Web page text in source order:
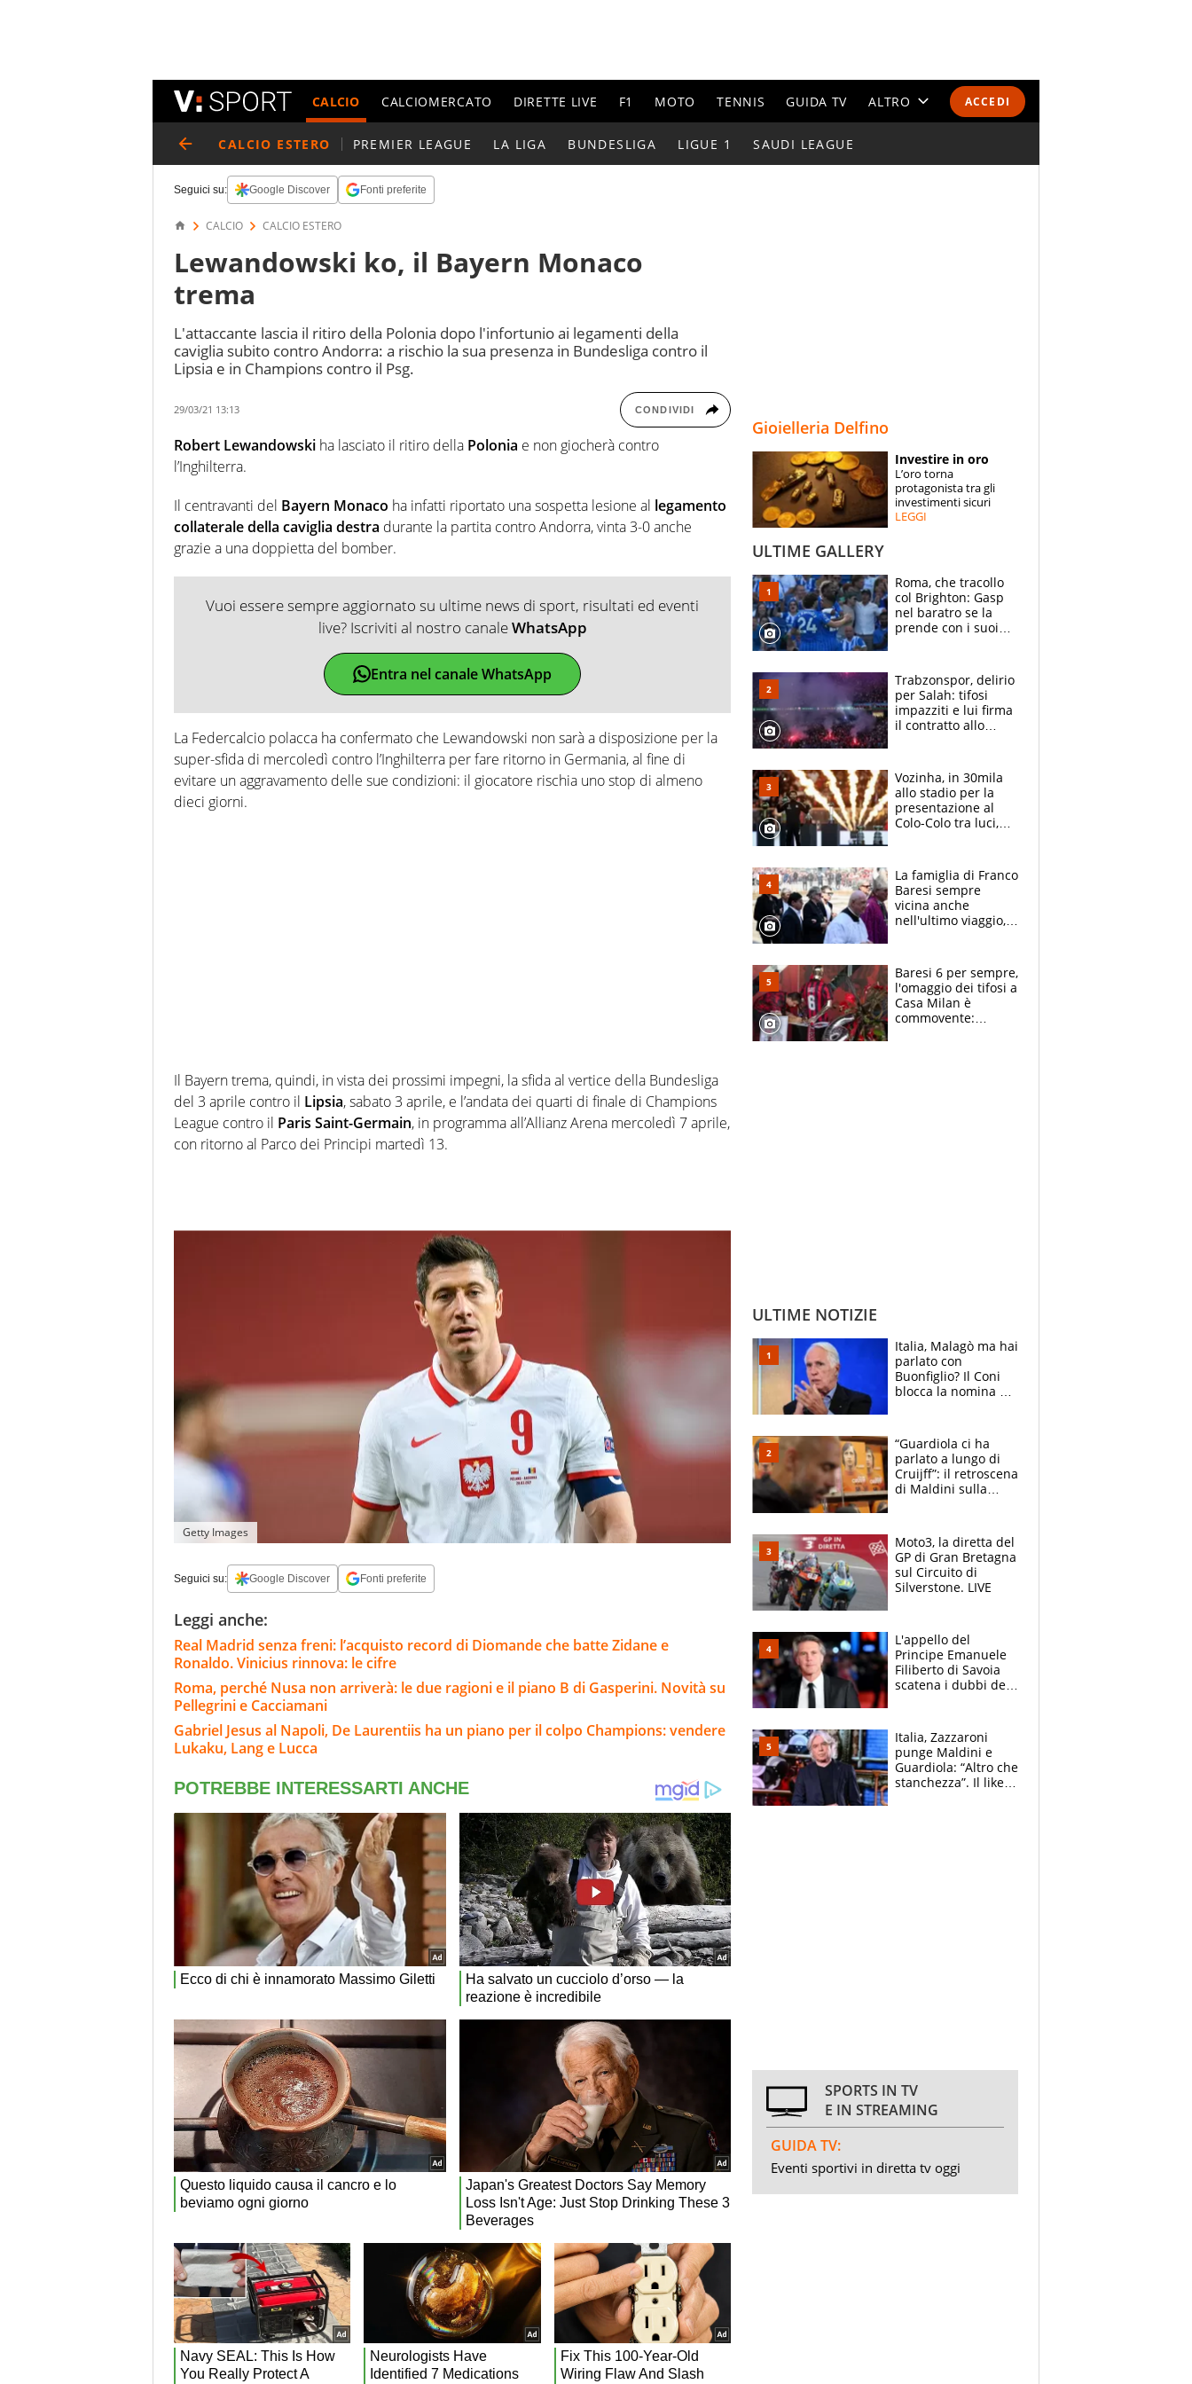
ACCEDI
CALCIO CALCIOMERCATO DIRETTE LIVE F1 MOTO TENNIS GUIDA TV ALTRO
ESPERTI
CONTATTI
CALCIO ESTERO PREMIER LEAGUE LA LIGA BUNDESLIGA LIGUE 1 SAUDI LEAGUE
Seguici su: Google Discover Fonti preferite
CALCIO CALCIO ESTERO
Lewandowski ko, il Bayern Monaco
trema
L'attaccante lascia il ritiro della Polonia dopo l'infortunio ai legamenti della
caviglia subito contro Andorra: a rischio la sua presenza in Bundesliga contro il
Lipsia e in Champions contro il Psg.
29/03/21 13:13 CONDIVIDI
Robert Lewandowski ha lasciato il ritiro della Polonia e non giocherà contro
l’Inghilterra.
Il centravanti del Bayern Monaco ha infatti riportato una sospetta lesione al legamento
collaterale della caviglia destra durante la partita contro Andorra, vinta 3-0 anche
grazie a una doppietta del bomber.
Vuoi essere sempre aggiornato su ultime news di sport, risultati ed eventi
live? Iscriviti al nostro canaleWhatsApp
Entra nel canale WhatsApp
La Federcalcio polacca ha confermato che Lewandowski non sarà a disposizione per la
super-sfida di mercoledì contro l’Inghilterra per fare ritorno in Germania, al fine di
evitare un aggravamento delle sue condizioni: il giocatore rischia uno stop di almeno
dieci giorni.
Il Bayern trema, quindi, in vista dei prossimi impegni, la sfida al vertice della Bundesliga
del 3 aprile contro il Lipsia, sabato 3 aprile, e l’andata dei quarti di finale di Champions
League contro il Paris Saint-Germain, in programma all’Allianz Arena mercoledì 7 aprile,
con ritorno al Parco dei Principi martedì 13.
Getty Images
Seguici su: Google Discover Fonti preferite
Leggi anche:
Real Madrid senza freni: l’acquisto record di Diomande che batte Zidane e
Ronaldo. Vinicius rinnova: le cifre
Roma, perché Nusa non arriverà: le due ragioni e il piano B di Gasperini. Novità su
Pellegrini e Cacciamani
Gabriel Jesus al Napoli, De Laurentiis ha un piano per il colpo Champions: vendere
Lukaku, Lang e Lucca
Gioielleria Delfino
Investire in oro
L’oro torna
protagonista tra gli
investimenti sicuri
LEGGI
ULTIME GALLERY
Roma, che tracollo
col Brighton: Gasp
nel baratro se la
prende con i suoi
Trabzonspor, delirio
per Salah: tifosi
impazziti e lui firma
il contratto allo
Vozinha, in 30mila
allo stadio per la
presentazione al
Colo-Colo tra luci,
La famiglia di Franco
Baresi sempre
vicina anche
nell'ultimo viaggio,
circondati
dall'affetto dei tifosi
Baresi 6 per sempre,
l'omaggio dei tifosi a
Casa Milan è
commovente:
ULTIME NOTIZIE
Italia, Malagò ma hai
parlato con
Buonfiglio? Il Coni
blocca la nomina di
“Guardiola ci ha
parlato a lungo di
Cruijff”: il retroscena
di Maldini sulla
Moto3, la diretta del
GP di Gran Bretagna
sul Circuito di
Silverstone. LIVE
L'appello del
Principe Emanuele
Filiberto di Savoia
scatena i dubbi dei
Italia, Zazzaroni
punge Maldini e
Guardiola: “Altro che
stanchezza”. Il like
SPORTS IN TV
E IN STREAMING
GUIDA TV:
Eventi sportivi in diretta tv oggi